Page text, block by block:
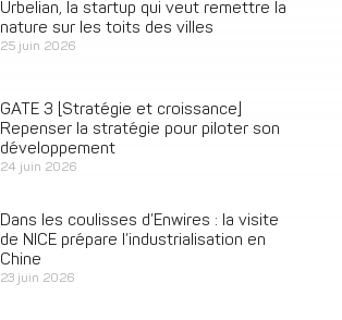
Urbelian, la startup qui veut remettre la
nature sur les toits des villes
25 juin 2026
GATE 3 [Stratégie et croissance]
Repenser la stratégie pour piloter son
développement
24 juin 2026
Dans les coulisses d’Enwires : la visite
de NICE prépare l’industrialisation en
Chine
23 juin 2026